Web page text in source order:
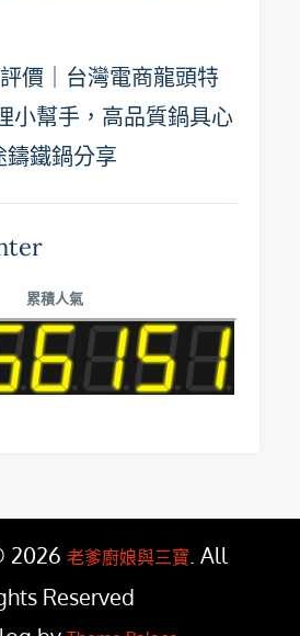
價｜台灣電商龍頭特
小幫手，高品質鍋具心
鐵鍋分享
累積人氣
2026 老爹廚娘與三寶 . All
Reserved